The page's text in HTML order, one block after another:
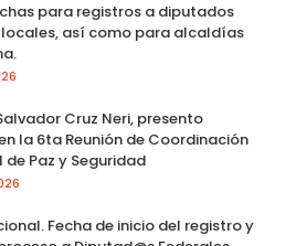
para registros a diputados
así como para alcaldías
Cruz Neri, presento
la 6ta Reunión de Coordinación
Paz y Seguridad
Fecha de inicio del registro y